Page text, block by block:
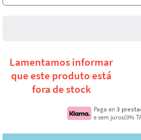
Lamentamos informar
que este produto está
fora de stock
Paga en3
e sem juros(0%